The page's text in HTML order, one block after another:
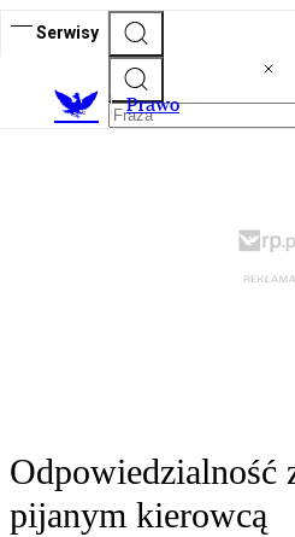
Serwisy
Prawo
Odpowiedzialność
pijanym kierowcą